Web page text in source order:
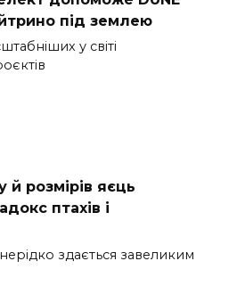
під землею
у світі
й розмірів яєць
птахів і
здається завеликим